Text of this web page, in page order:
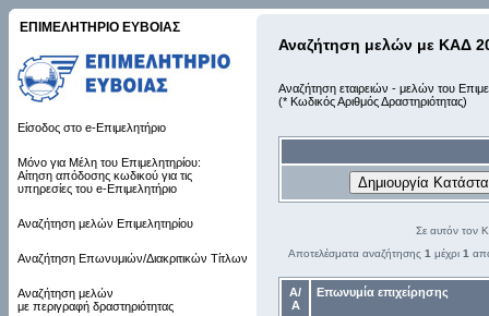
ΕΠΙΜΕΛΗΤΗΡΙΟ ΕΥΒΟΙΑΣ
Είσοδος στο e-Επιμελητήριο
Μόνο για Μέλη του Επιμελητηρίου:
Αίτηση απόδοσης κωδικού για τις
υπηρεσίες του e-Επιμελητήριο
Αναζήτηση μελών Επιμελητηρίου
Αναζήτηση Επωνυμιών/Διακριτικών Τίτλων
Αναζήτηση μελών
με περιγραφή δραστηριότητας
Αναζήτηση μελών με ΚΑΔ
Αναζήτηση εταιρειών - μελών του
(* Κωδικός Αριθμός Δραστηριότητας)
Σε αυτόν τον
Αποτελέσματα αναζήτησης 1 μέχρι 1
Α/
Α
Επωνυμία επιχείρησης